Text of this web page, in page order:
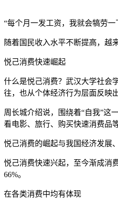
“每个月一发工资，我就会犒劳
随着国民收入水平不断提高，越
悦己消费快速崛起
什么是悦己消费？武汉大学社会
往，也从个体经济行为层面反映
周长城介绍说，围绕着“自我”这
看电影、旅行、购买快速消费品
悦己消费的崛起与我国经济发展
悦己消费快速兴起，至今渐成消
66%。
在各类消费中均有体现